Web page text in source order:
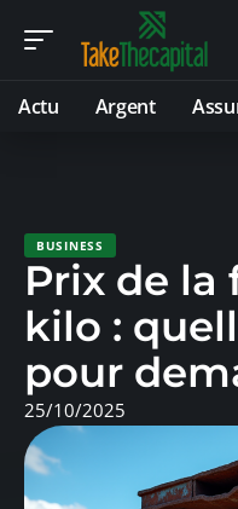
Actu Argent
BUSINESS
Prix de la
kilo :
pour
25/10/2025